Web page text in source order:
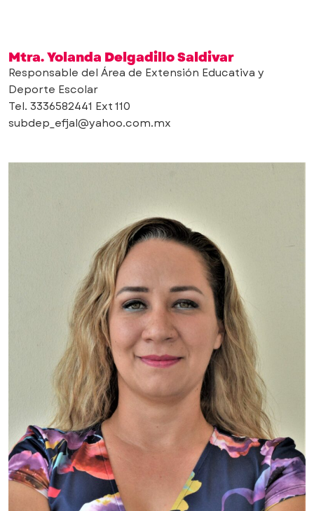
Mtra. Yolanda Delgadillo Saldivar
Responsable del Área de Extensión Educativa y
Deporte Escolar
Tel. 3336582441 Ext 110
subdep_efjal@yahoo.com.mx